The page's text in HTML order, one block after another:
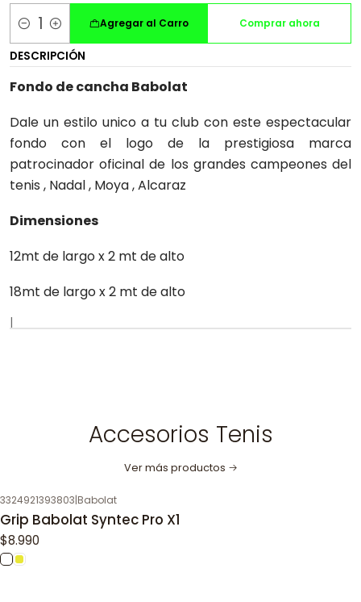
Cantidad
Agregar al Carro Comprar ahora
DESCRIPCIÓN
Fondo de cancha Babolat
Dale un estilo unico a tu club con este espectacular
fondo con el logo de la prestigiosa marca
patrocinador oficinal de los grandes campeones del
tenis , Nadal , Moya , Alcaraz
Dimensiones
12mt de largo x 2 mt de alto
18mt de largo x 2 mt de alto
|
Accesorios Tenis
Ver más productos
3324921393803|Babolat
Grip Babolat Syntec Pro X1
$8.990